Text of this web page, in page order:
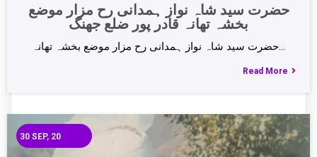
حضرت سید شاہ نواز ہمدانی رح مزار موضع
بخشہ تھانہ قادر پور ضلع جھنگ
حضرت سید شاہ نواز ہمدانی رح مزار موضع بخشہ تھانہ…
Read More
30 SEP, 20